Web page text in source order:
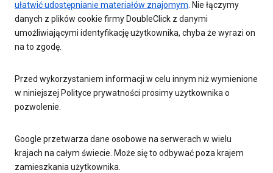
ułatwić udostępnianie materiałów znajomym. Nie łączymy
danych z plików cookie firmy DoubleClick z danymi
umożliwiającymi identyfikację użytkownika, chyba że wyrazi on
na to zgodę.
Przed wykorzystaniem informacji w celu innym niż wymienione
w niniejszej Polityce prywatności prosimy użytkownika o
pozwolenie.
Google przetwarza dane osobowe na serwerach w wielu
krajach na całym świecie. Może się to odbywać poza krajem
zamieszkania użytkownika.